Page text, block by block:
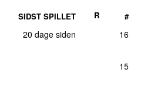
SIDST SPILLET R #
20 dage siden
16
15